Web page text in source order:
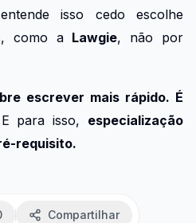
isso cedo escolhe
como a Lawgie, não por
escrever mais rápido. É
E para isso, especialização
requisito.
Compartilhar